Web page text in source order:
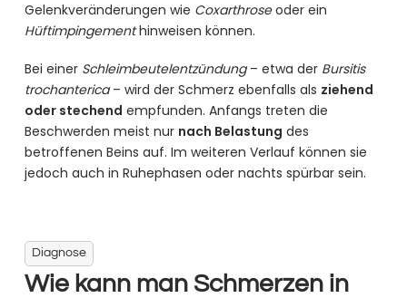
Gelenkveränderungen wie Coxarthroseoder ein
Hüftimpingementhinweisen können.
Bei einer Schleimbeutelentzündung– etwa der Bursitis
trochanterica– wird der Schmerz ebenfalls als ziehend
oder stechend empfunden. Anfangs treten die
Beschwerden meist nur nach Belastung des
betroffenen Beins auf. Im weiteren Verlauf können sie
jedoch auch in Ruhephasen oder nachts spürbar sein.
Diagnose
Wie kann man Schmerzen in